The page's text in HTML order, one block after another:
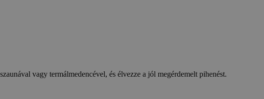
vagy termálmedencével, és élvezze a jól megérdemelt pihenést.